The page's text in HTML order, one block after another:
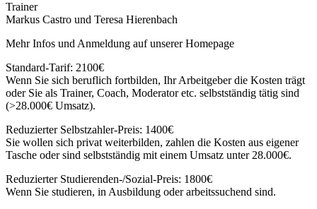
Trainer
Markus Castro und Teresa Hierenbach
Mehr Infos und Anmeldung auf unserer Homepage
Standard-Tarif: 2100€
Wenn Sie sich beruflich fortbilden, Ihr Arbeitgeber die Kosten trägt
oder Sie als Trainer, Coach, Moderator etc. selbstständig tätig sind
(>28.000€ Umsatz).
Reduzierter Selbstzahler-Preis: 1400€
Sie wollen sich privat weiterbilden, zahlen die Kosten aus eigener
Tasche oder sind selbstständig mit einem Umsatz unter 28.000€.
Reduzierter Studierenden-/Sozial-Preis: 1800€
Wenn Sie studieren, in Ausbildung oder arbeitssuchend sind.